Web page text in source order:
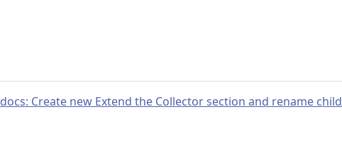
docs: Create new Extend the Collector section and rename child